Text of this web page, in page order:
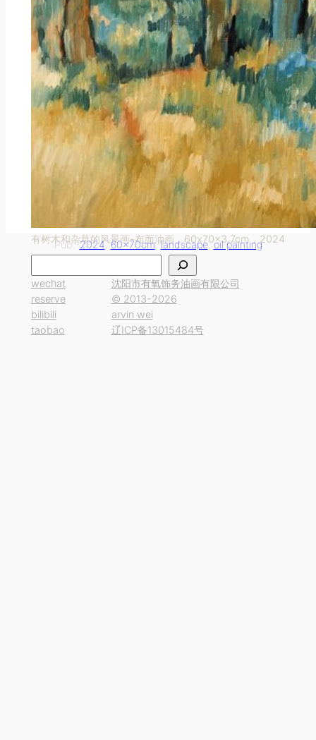
有树木和杂草的风景画-布面油画，60x70x3.7cm，2024
Pub.-2024, 60x70cm, landscape, oil painting
索
wechat
reserve
bilibili
taobao
沈阳市有氧饰务油画有限公司
© 2013-2026
arvin wei
辽ICP备13015484号